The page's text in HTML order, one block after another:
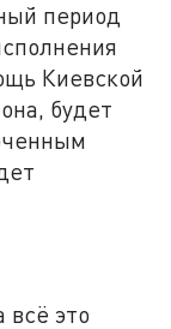
период
Киевской
будет
всё это